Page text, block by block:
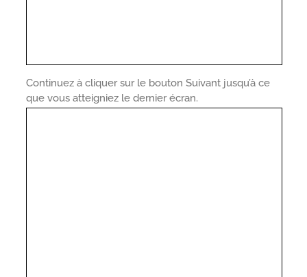
Continuez à cliquer sur le bouton Suivant jusqu’à ce
que vous atteigniez le dernier écran.